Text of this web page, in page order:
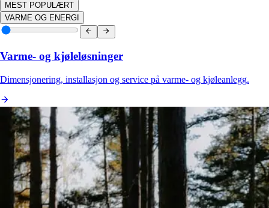
MEST POPULÆRT
VARME OG ENERGI
Varme- og kjøleløsninger
Dimensjonering, installasjon og service på varme- og kjøleanlegg.